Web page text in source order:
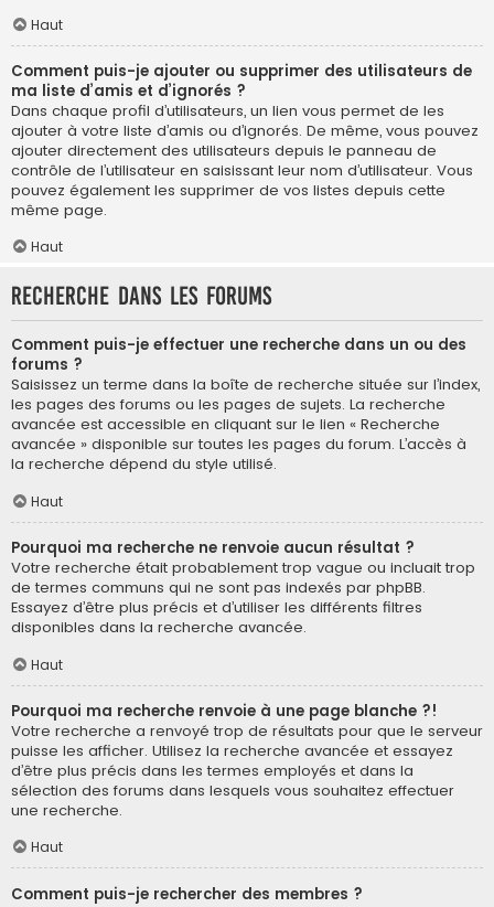
Haut
Comment puis-je ajouter ou supprimer des utilisateurs de
ma liste d’amis et d’ignorés ?
Dans chaque profil d’utilisateurs, un lien vous permet de les
ajouter à votre liste d’amis ou d’ignorés. De même, vous pouvez
ajouter directement des utilisateurs depuis le panneau de
contrôle de l’utilisateur en saisissant leur nom d’utilisateur. Vous
pouvez également les supprimer de vos listes depuis cette
même page.
Haut
Recherche dans les forums
Comment puis-je effectuer une recherche dans un ou des
forums ?
Saisissez un terme dans la boîte de recherche située sur l’index,
les pages des forums ou les pages de sujets. La recherche
avancée est accessible en cliquant sur le lien « Recherche
avancée » disponible sur toutes les pages du forum. L’accès à
la recherche dépend du style utilisé.
Haut
Pourquoi ma recherche ne renvoie aucun résultat ?
Votre recherche était probablement trop vague ou incluait trop
de termes communs qui ne sont pas indexés par phpBB.
Essayez d’être plus précis et d’utiliser les différents filtres
disponibles dans la recherche avancée.
Haut
Pourquoi ma recherche renvoie à une page blanche ?!
Votre recherche a renvoyé trop de résultats pour que le serveur
puisse les afficher. Utilisez la recherche avancée et essayez
d’être plus précis dans les termes employés et dans la
sélection des forums dans lesquels vous souhaitez effectuer
une recherche.
Haut
Comment puis-je rechercher des membres ?